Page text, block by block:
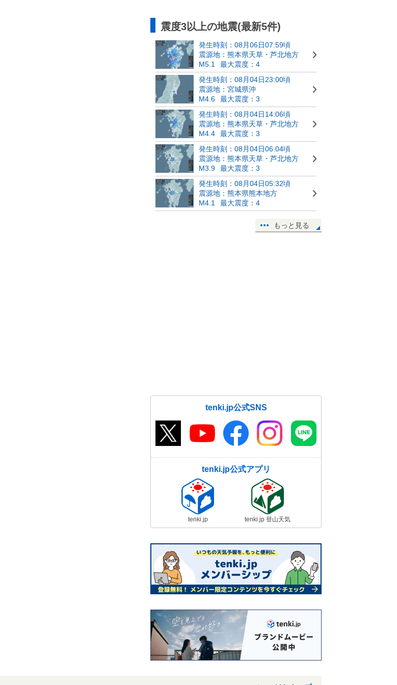
震度3以上の地震(最新5件)
発生時刻：08月06日07:59頃
震源地：熊本県天草・芦北地方
M5.1
最大震度：4
発生時刻：08月04日23:00頃
震源地：宮城県沖
M4.6
最大震度：3
発生時刻：08月04日14:06頃
震源地：熊本県天草・芦北地方
M4.4
最大震度：3
発生時刻：08月04日06:04頃
震源地：熊本県天草・芦北地方
M3.9
最大震度：3
発生時刻：08月04日05:32頃
震源地：熊本県熊本地方
M4.1
最大震度：4
もっと見る
tenki.jp公式SNS
tenki.jp公式アプリ
tenki.jp tenki.jp 登山天気